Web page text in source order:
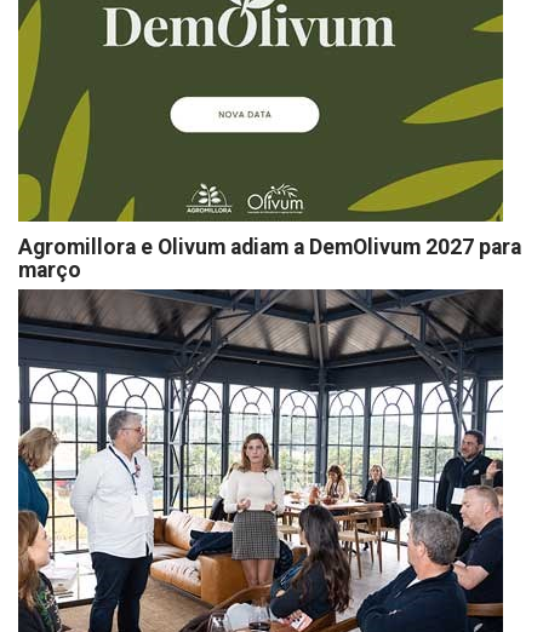
Agromillora e Olivum adiam a DemOlivum 2027 para
março